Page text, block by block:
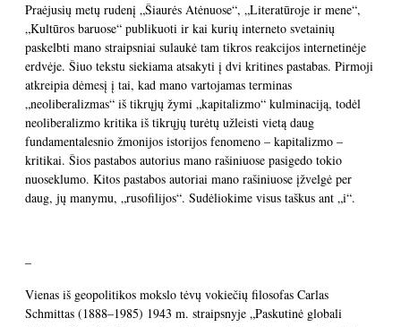
Praėjusių metų rudenį „Šiaurės Atėnuose“, „Literatūroje ir mene“,
„Kultūros baruose“ publikuoti ir kai kurių interneto svetainių
paskelbti mano straipsniai sulaukė tam tikros reakcijos internetinėje
erdvėje. Šiuo tekstu siekiama atsakyti į dvi kritines pastabas. Pirmoji
atkreipia dėmesį į tai, kad mano vartojamas terminas
„neoliberalizmas“ iš tikrųjų žymi „kapitalizmo“ kulminaciją, todėl
neoliberalizmo kritika iš tikrųjų turėtų užleisti vietą daug
fundamentalesnio žmonijos istorijos fenomeno – kapitalizmo –
kritikai. Šios pastabos autorius mano rašiniuose pasigedo tokio
nuoseklumo. Kitos pastabos autoriai mano rašiniuose įžvelgė per
daug, jų manymu, „rusofilijos“. Sudėliokime visus taškus ant „i“.
–
Vienas iš geopolitikos mokslo tėvų vokiečių filosofas Carlas
Schmittas (1888–1985) 1943 m. straipsnyje „Paskutinė globali